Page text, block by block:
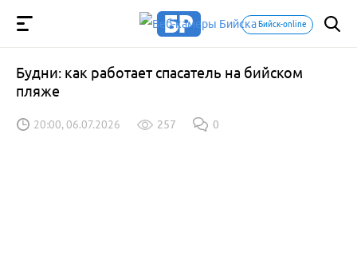
Бийск-online
Будни: как работает спасатель на бийском
пляже
20:00, 06.07.2026 257 0